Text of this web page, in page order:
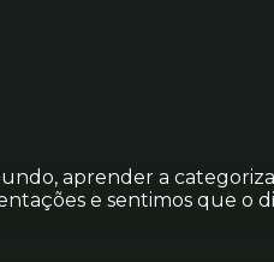
aprender a
e sentimos que o